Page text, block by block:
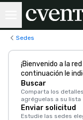
Sedes
¡Bienvenido a la
continuación le
Buscar
Comparta los
agréguelas a su lista
Enviar solicitud
Estudie las sedes